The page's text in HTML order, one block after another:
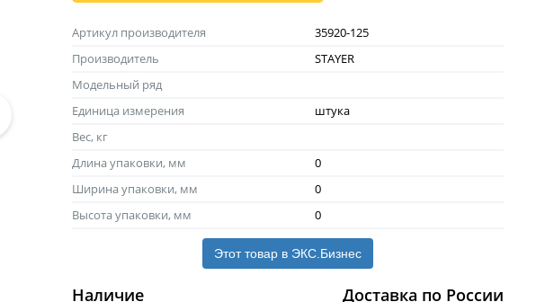
Артикул производителя
35920-125
Производитель
STAYER
Модельный ряд
Единица измерения
штука
Вес, кг
Длина упаковки, мм
0
Ширина упаковки, мм
0
Высота упаковки, мм
0
Этот товар в ЭКС.Бизнес
Наличие Доставка по России